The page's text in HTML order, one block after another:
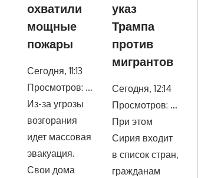
охватили
мощные
пожары
Сегодня, 11:13
Просмотров: …
Из-за угрозы
возгорания
идет массовая
эвакуация.
Свои дома
указ
Трампа
против
мигрантов
Сегодня, 12:14
Просмотров: …
При этом
Сирия входит
в список стран,
гражданам